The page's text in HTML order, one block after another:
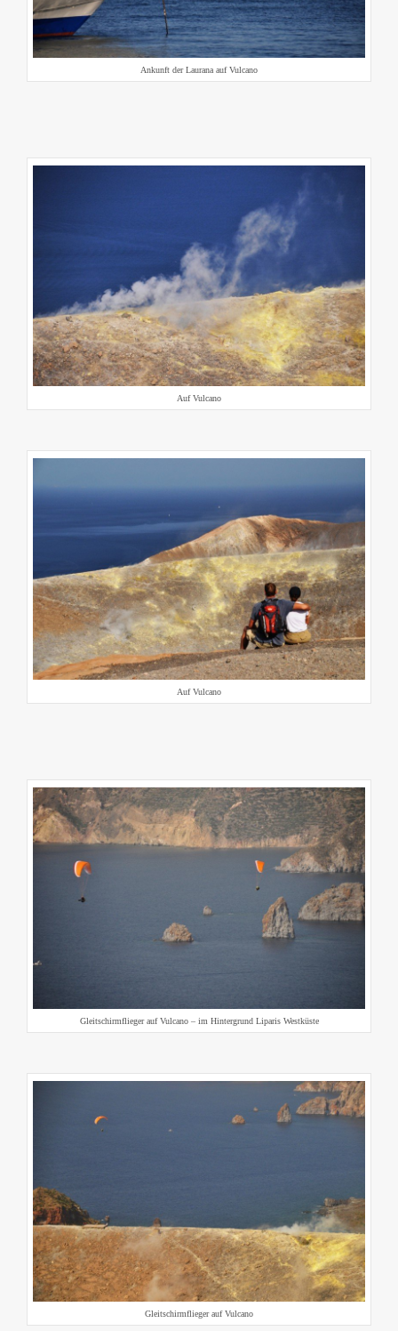
Ankunft der Laurana auf Vulcano
Auf Vulcano
Auf Vulcano
Gleitschirmflieger auf Vulcano – im Hintergrund Liparis Westküste
Gleitschirmflieger auf Vulcano